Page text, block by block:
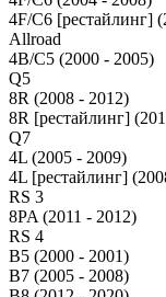
4F/C6 [рестайлинг]
Allroad
4B/C5 (2000 - 2005)
Q5
8R (2008 - 2012)
8R [рестайлинг]
Q7
4L (2005 - 2009)
4L [рестайлинг]
RS 3
8PA (2011 - 2012)
RS 4
B5 (2000 - 2001)
B7 (2005 - 2008)